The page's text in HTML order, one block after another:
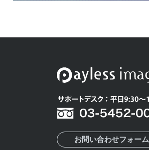
お問い合わせフォーム